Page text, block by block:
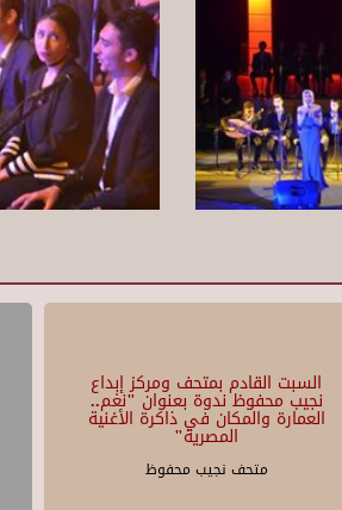
السبت القادم بمتحف ومركز إبداع
نجيب محفوظ ندوة بعنوان "نغم..
العمارة والمكان في ذاكرة الأغنية
المصرية"
متحف نجيب محفوظ